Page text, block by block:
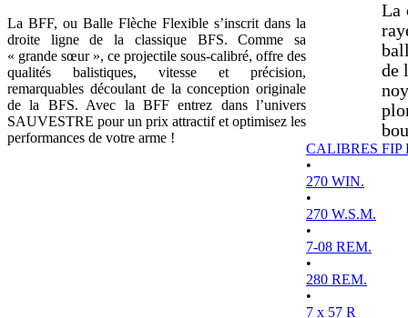
La BFF, ou Balle Flèche Flexible s’inscrit dans la
droite ligne de la classique BFS. Comme sa
« grande sœur », ce projectile sous-calibré, offre des
qualités balistiques, vitesse et précision,
remarquables découlant de la conception originale
de la BFS. Avec la BFF entrez dans l’univers
SAUVESTRE pour un prix attractif et optimisez les
performances de votre arme !
La
de
CALIBRES FIP
•
270 WIN.
•
270 W.S.M.
•
7-08 REM.
•
280 REM.
•
7 x 57 R